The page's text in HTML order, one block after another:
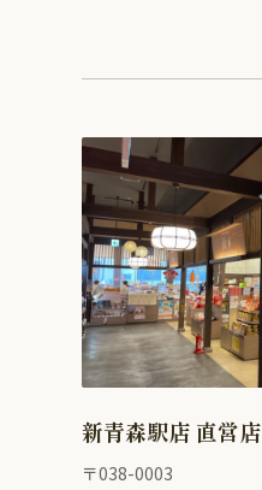
新青森駅店 直営店
〒038-0003